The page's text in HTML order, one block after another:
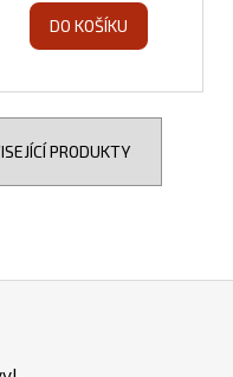
DO KOŠÍKU
PRODUKTY